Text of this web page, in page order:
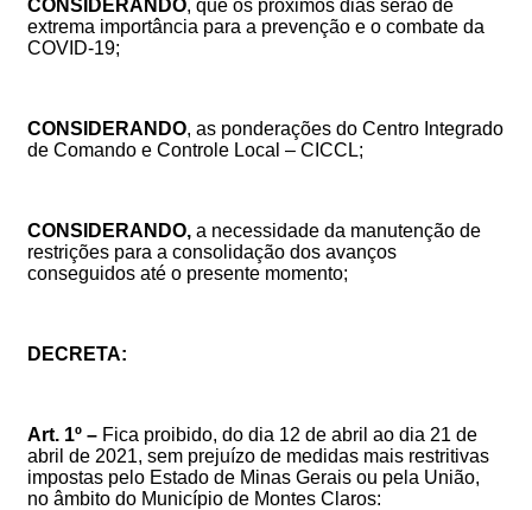
CONSIDERANDO, que os próximos dias serão de
extrema importância para a prevenção e o combate da
COVID-19;
CONSIDERANDO, as ponderações do Centro Integrado
de Comando e Controle Local – CICCL;
CONSIDERANDO, a necessidade da manutenção de
restrições para a consolidação dos avanços
conseguidos até o presente momento;
DECRETA:
Art. 1º – Fica proibido, do dia 12 de abril ao dia 21 de
abril de 2021, sem prejuízo de medidas mais restritivas
impostas pelo Estado de Minas Gerais ou pela União,
no âmbito do Município de Montes Claros: